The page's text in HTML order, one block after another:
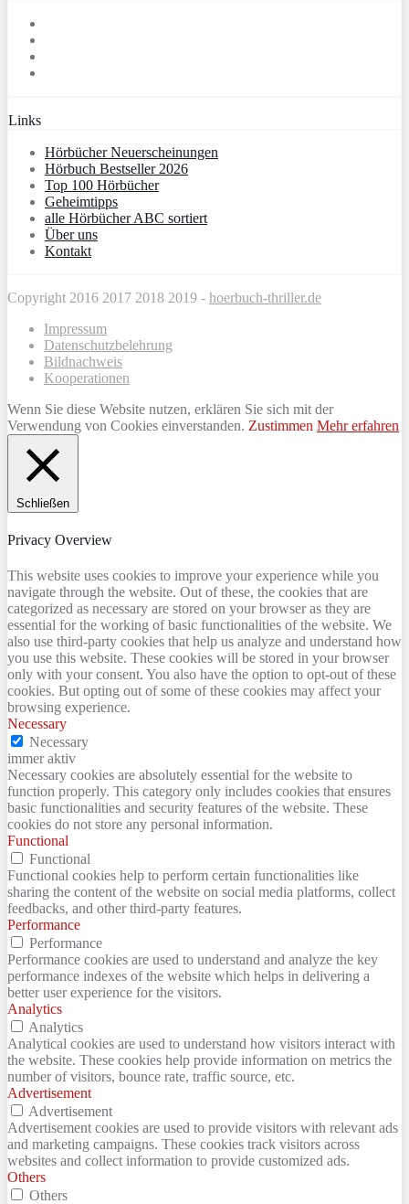
Links
Hörbücher Neuerscheinungen
Hörbuch Bestseller 2026
Top 100 Hörbücher
Geheimtipps
alle Hörbücher ABC sortiert
Über uns
Kontakt
Copyright 2016 2017 2018 2019 - hoerbuch-thriller.de
Impressum
Datenschutzbelehrung
Bildnachweis
Kooperationen
Wenn Sie diese Website nutzen, erklären Sie sich mit der
Verwendung von Cookies einverstanden. Zustimmen Mehr erfahren
Schließen
Privacy Overview
This website uses cookies to improve your experience while you
navigate through the website. Out of these, the cookies that are
categorized as necessary are stored on your browser as they are
essential for the working of basic functionalities of the website. We
also use third-party cookies that help us analyze and understand how
you use this website. These cookies will be stored in your browser
only with your consent. You also have the option to opt-out of these
cookies. But opting out of some of these cookies may affect your
browsing experience.
Necessary
Necessary
immer aktiv
Necessary cookies are absolutely essential for the website to
function properly. This category only includes cookies that ensures
basic functionalities and security features of the website. These
cookies do not store any personal information.
Functional
Functional
Functional cookies help to perform certain functionalities like
sharing the content of the website on social media platforms, collect
feedbacks, and other third-party features.
Performance
Performance
Performance cookies are used to understand and analyze the key
performance indexes of the website which helps in delivering a
better user experience for the visitors.
Analytics
Analytics
Analytical cookies are used to understand how visitors interact with
the website. These cookies help provide information on metrics the
number of visitors, bounce rate, traffic source, etc.
Advertisement
Advertisement
Advertisement cookies are used to provide visitors with relevant ads
and marketing campaigns. These cookies track visitors across
websites and collect information to provide customized ads.
Others
Others